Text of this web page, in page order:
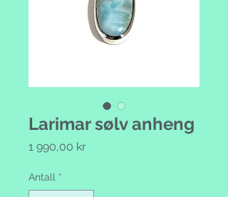
Larimar sølv anheng
1 990,00 krPris
Antall *